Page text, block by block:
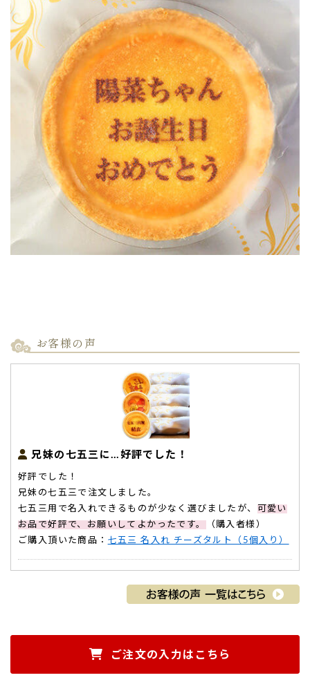
お客様の声
兄妹の七五三に…好評でした！
好評でした！
兄妹の七五三で注文しました。
七五三用で名入れできるものが少なく選びましたが、
可愛い
お品で好評で、お願いしてよかったです。
（購入者様）
ご購入頂いた商品： 七五三 名入れ チーズタルト（5個入り）
皆んな喜んで美味しくて可愛いと言って食べる姿が
ご注文の入力はこちら
お買い物を続ける